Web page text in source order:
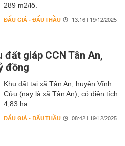
289 m2/lô.
ĐẤU GIÁ - ĐẤU THẦU 13:16 | 19/12/2025
giáp CCN Tân An,
đồng
Khu đất tại xã Tân An, huyện Vĩnh
Cửu (nay là xã Tân An), có diện tích
4,83 ha.
ĐẤU GIÁ - ĐẤU THẦU 08:42 | 19/12/2025